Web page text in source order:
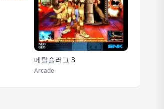
메탈슬러그 3
Arcade